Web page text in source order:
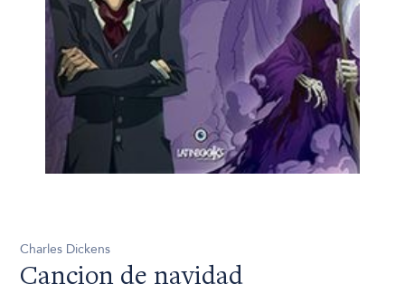
Charles Dickens
Cancion de navidad